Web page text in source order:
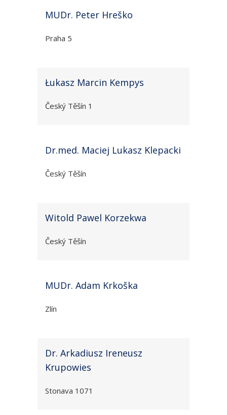
MUDr. Peter Hreško
Praha 5
Łukasz Marcin Kempys
Český Těšín 1
Dr.med. Maciej Lukasz Klepacki
Český Těšín
Witold Pawel Korzekwa
Český Těšín
MUDr. Adam Krkoška
Zlín
Dr. Arkadiusz Ireneusz
Krupowies
Stonava 1071